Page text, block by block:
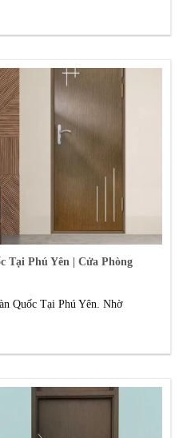
Tại Phú Yên | Cửa Phòng
Quốc Tại Phú Yên. Nhờ